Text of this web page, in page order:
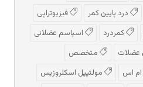
درد پایین کمر
فیزیوتراپی
کمردرد
اسپاسم عضلانی
متخصص
ام اس مولتیپل اسکلروزیس